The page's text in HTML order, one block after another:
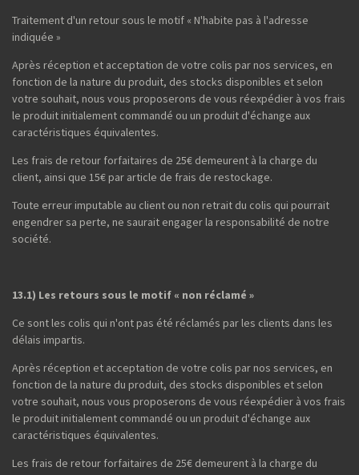
Traitement d'un retour sous le motif « N'habite pas à l'adresse
indiquée »
Après réception et acceptation de votre colis par nos services, en
fonction de la nature du produit, des stocks disponibles et selon
votre souhait, nous vous proposerons de vous réexpédier à vos frais
le produit initialement commandé ou un produit d'échange aux
caractéristiques équivalentes.
Les frais de retour forfaitaires de 25€ demeurent à la charge du
client, ainsi que 15€ par article de frais de restockage.
Toute erreur imputable au client ou non retrait du colis qui pourrait
engendrer sa perte, ne saurait engager la responsabilité de notre
société.
13.1) Les retours sous le motif « non réclamé »
Ce sont les colis qui n'ont pas été réclamés par les clients dans les
délais impartis.
Après réception et acceptation de votre colis par nos services, en
fonction de la nature du produit, des stocks disponibles et selon
votre souhait, nous vous proposerons de vous réexpédier à vos frais
le produit initialement commandé ou un produit d'échange aux
caractéristiques équivalentes.
Les frais de retour forfaitaires de 25€ demeurent à la charge du